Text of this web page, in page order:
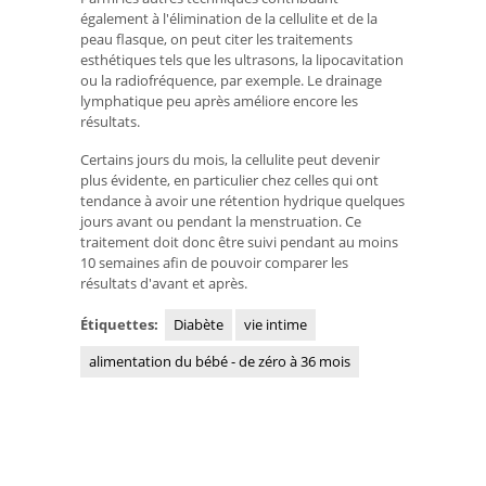
également à l'élimination de la cellulite et de la
peau flasque, on peut citer les traitements
esthétiques tels que les ultrasons, la lipocavitation
ou la radiofréquence, par exemple. Le drainage
lymphatique peu après améliore encore les
résultats.
Certains jours du mois, la cellulite peut devenir
plus évidente, en particulier chez celles qui ont
tendance à avoir une rétention hydrique quelques
jours avant ou pendant la menstruation. Ce
traitement doit donc être suivi pendant au moins
10 semaines afin de pouvoir comparer les
résultats d'avant et après.
Étiquettes: Diabète
vie intime
alimentation du bébé - de zéro à 36 mois